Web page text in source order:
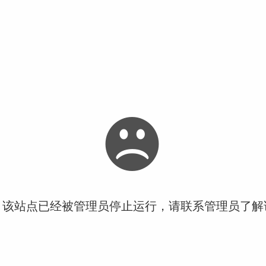
站点已经被管理员停止运行，请联系管理员了